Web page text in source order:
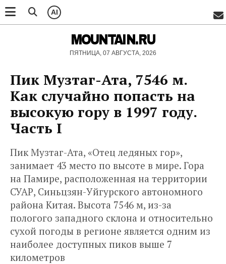
AI
MOUNTAIN.RU
ПЯТНИЦА, 07 АВГУСТА, 2026
Пик Музтаг-Ата, 7546 м.
Как случайно попасть на
высокую гору в 1997 году.
Часть I
Пик Музтаг-Ата, «Отец ледяных гор»,
занимает 43 место по высоте в мире. Гора
на Памире, расположенная на территории
СУАР, Синьцзян-Уйгурского автономного
района Китая. Высота 7546 м, из-за
пологого западного склона и относительно
сухой погоды в регионе является одним из
наиболее доступных пиков выше 7
километров